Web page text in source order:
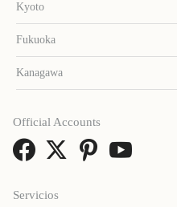
Kyoto
Fukuoka
Kanagawa
Servicios
Official Accounts